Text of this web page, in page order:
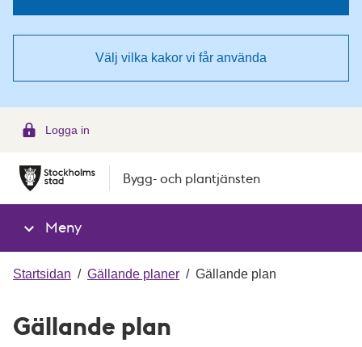
Välj vilka kakor vi får använda
Logga in
Bygg- och plantjänsten
Meny
Startsidan / Gällande planer / Gällande plan
Gällande plan